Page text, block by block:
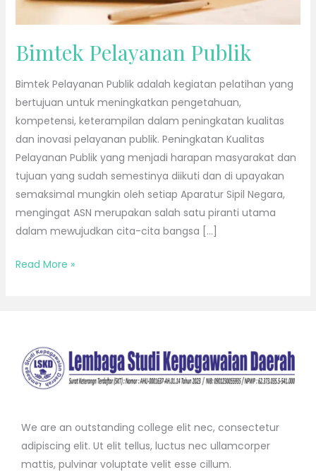
Bimtek Pelayanan Publik
Bimtek Pelayanan Publik adalah kegiatan pelatihan yang
bertujuan untuk meningkatkan pengetahuan,
kompetensi, keterampilan dalam peningkatan kualitas
dan inovasi pelayanan publik. Peningkatan Kualitas
Pelayanan Publik yang menjadi harapan masyarakat dan
tujuan yang sudah semestinya diikuti dan di upayakan
semaksimal mungkin oleh setiap Aparatur Sipil Negara,
mengingat ASN merupakan salah satu piranti utama
dalam mewujudkan cita-cita bangsa […]
Read More »
We are an outstanding college elit nec, consectetur
adipiscing elit. Ut elit tellus, luctus nec ullamcorper
mattis, pulvinar voluptate velit esse cillum.